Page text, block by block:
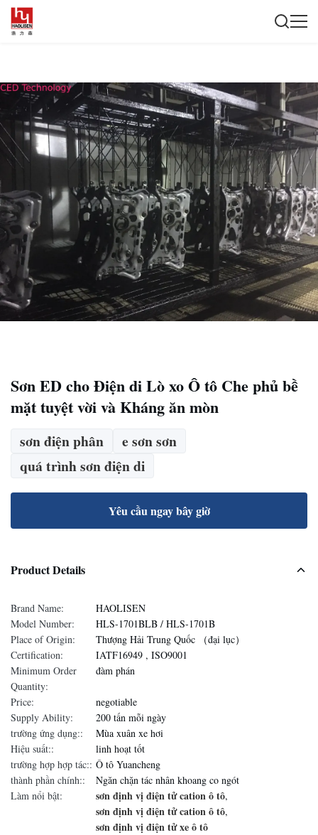
Sơn ED cho Điện di Lò xo Ô tô Che phủ bề
mặt tuyệt vời và Kháng ăn mòn
sơn điện phân
e sơn sơn
quá trình sơn điện di
Yêu cầu ngay bây giờ
Product Details
Brand Name:
HAOLISEN
Model Number:
HLS-1701BLB / HLS-1701B
Place of Origin:
Thượng Hải Trung Quốc （đại lục）
Certification:
IATF16949 , ISO9001
Minimum Order
Quantity:
đàm phán
Price:
negotiable
Supply Ability:
200 tấn mỗi ngày
trường ứng dụng::
Mùa xuân xe hơi
Hiệu suất::
linh hoạt tốt
trường hợp hợp tác:: Ô tô Yuancheng
thành phần chính::
Ngăn chặn tác nhân khoang co ngót
Làm nổi bật:
sơn định vị điện tử cation ô tô,
sơn định vị điện tử cation ô tô,
sơn định vị điện tử xe ô tô